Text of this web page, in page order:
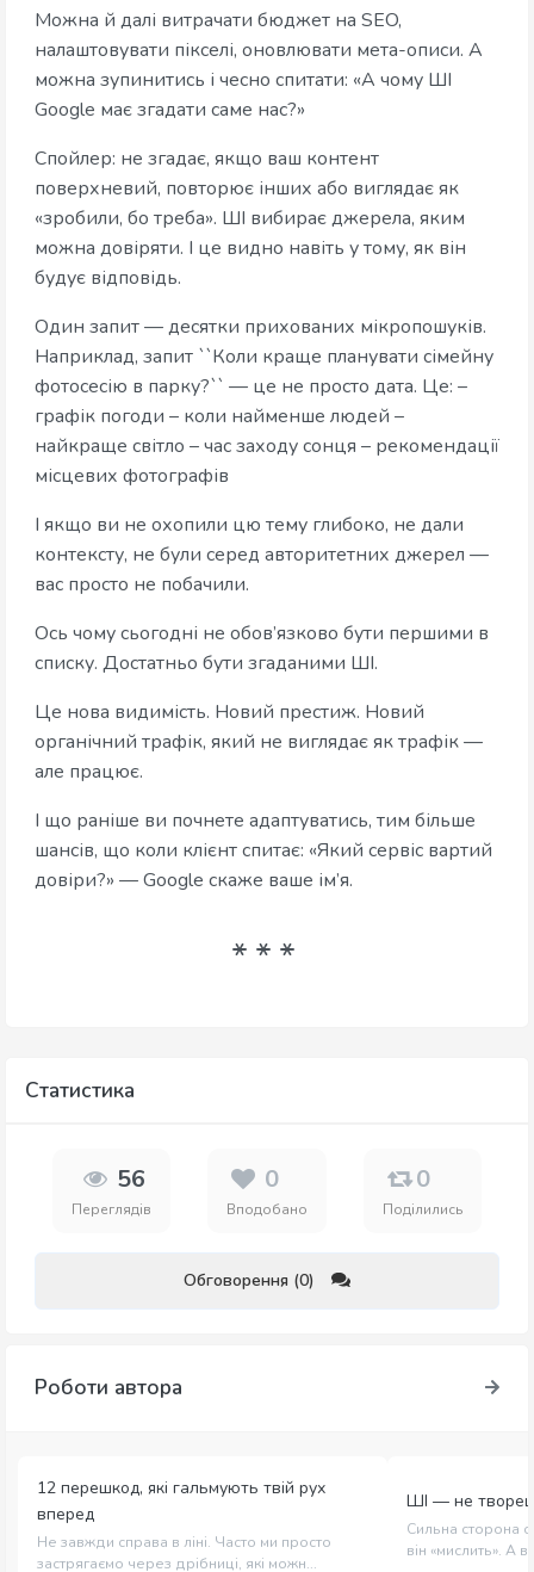
Можна й далі витрачати бюджет на SEO,
налаштовувати пікселі, оновлювати мета-описи. А
можна зупинитись і чесно спитати: «А чому ШІ
Google має згадати саме нас?»
Спойлер: не згадає, якщо ваш контент
поверхневий, повторює інших або виглядає як
«зробили, бо треба». ШІ вибирає джерела, яким
можна довіряти. І це видно навіть у тому, як він
будує відповідь.
Один запит — десятки прихованих мікропошуків.
Наприклад, запит ``Коли краще планувати сімейну
фотосесію в парку?`` — це не просто дата. Це: –
графік погоди – коли найменше людей –
найкраще світло – час заходу сонця – рекомендації
місцевих фотографів
І якщо ви не охопили цю тему глибоко, не дали
контексту, не були серед авторитетних джерел —
вас просто не побачили.
Ось чому сьогодні не обов’язково бути першими в
списку. Достатньо бути згаданими ШІ.
Це нова видимість. Новий престиж. Новий
органічний трафік, який не виглядає як трафік —
але працює.
І що раніше ви почнете адаптуватись, тим більше
шансів, що коли клієнт спитає: «Який сервіс вартий
довіри?» — Google скаже ваше ім’я.
Статистика
56
Переглядів
0
Вподобано
0
Поділились
Обговорення (0)
Роботи автора
12 перешкод, які гальмують твій рух
вперед
Не завжди справа в ліні. Часто ми просто
застрягаємо через дрібниці, які можн...
ШІ — не
Сильна сторона
він «мислить». А